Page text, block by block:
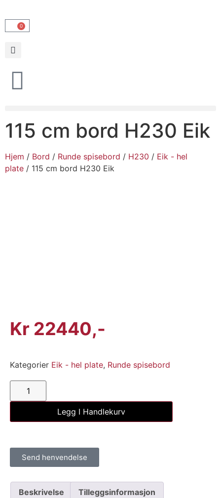
0
115 cm bord H230 Eik
Hjem / Bord / Runde spisebord / H230 / Eik - hel
plate / 115 cm bord H230 Eik
Kr 22440
Kategorier Eik - hel plate, Runde spisebord
Legg I Handlekurv
Send henvendelse
Beskrivelse Tilleggsinformasjon